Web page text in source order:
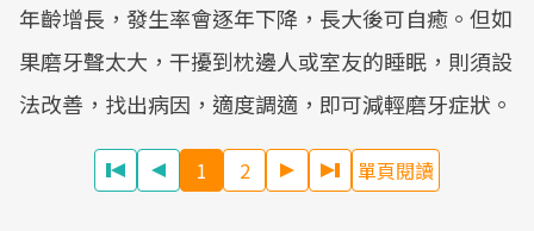
年齡增長，發生率會逐年下降，長大後可自癒。但如
果磨牙聲太大，干擾到枕邊人或室友的睡眠，則須設
法改善，找出病因，適度調適，即可減輕磨牙症狀。
1 2 單頁閱讀